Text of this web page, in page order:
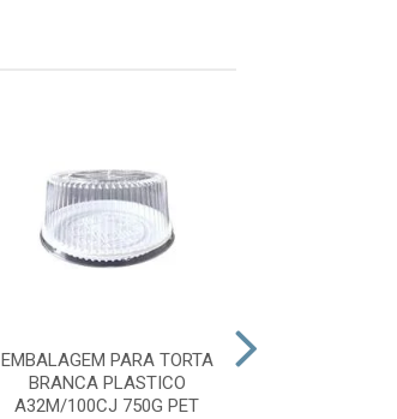
EMBALAGEM PARA TORTA
BRANCA PLASTICO
A32M/100CJ 750G PET